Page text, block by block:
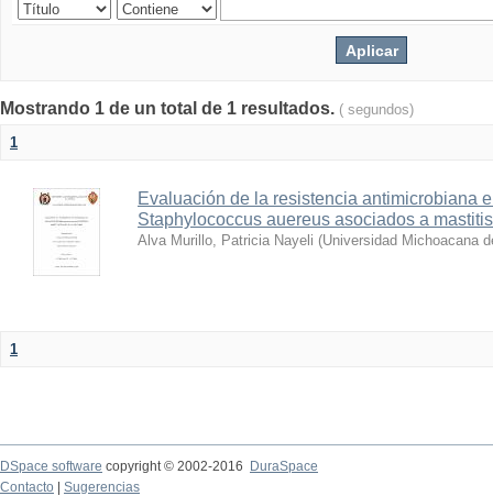
Mostrando 1 de un total de 1 resultados. ( segundos)
1
Evaluación de la resistencia antimicrobiana
Staphylococcus auereus asociados a
Alva Murillo, Patricia Nayeli (Universidad Michoacana
1
DSpace software copyright © 2002-2016
DuraSpace
Contacto
Sugerencias